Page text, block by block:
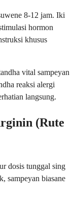
8-12 jam. Iki
hormon
khusus
vital sampeyan
reaksi alergi
langsung.
(Rute
dosis tunggal sing
sampeyan biasane